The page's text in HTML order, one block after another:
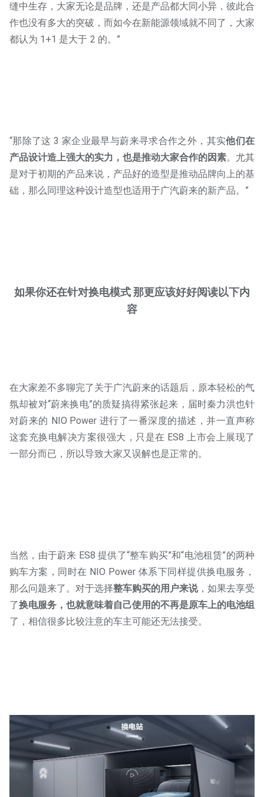
缝中生存，大家无论是品牌，还是产品都大同小异，彼此合
作也没有多大的突破，而如今在新能源领域就不同了，大家
都认为 1+1 是大于 2 的。”
“那除了这 3 家企业最早与蔚来寻求合作之外，其实他们在
产品设计造上强大的实力，也是推动大家合作的因素。尤其
是对于初期的产品来说，产品好的造型是推动品牌向上的基
础，那么同理这种设计造型也适用于广汽蔚来的新产品。”
如果你还在针对换电模式 那更应该好好阅读以下内
容
在大家差不多聊完了关于广汽蔚来的话题后，原本轻松的气
氛却被对“蔚来换电”的质疑搞得紧张起来，届时秦力洪也针
对蔚来的 NIO Power 进行了一番深度的描述，并一直声称
这套充换电解决方案很强大，只是在 ES8 上市会上展现了
一部分而已，所以导致大家又误解也是正常的。
当然，由于蔚来 ES8 提供了“整车购买”和“电池租赁”的两种
购车方案，同时在 NIO Power 体系下同样提供换电服务，
那么问题来了。对于选择整车购买的用户来说，如果去享受
了换电服务，也就意味着自己使用的不再是原车上的电池组
了，相信很多比较注意的车主可能还无法接受。